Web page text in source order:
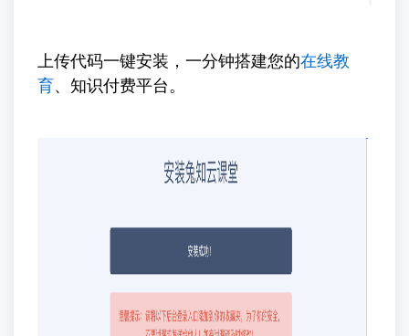
上传代码一键安装，一分钟搭建您的在线教
育、知识付费平台。